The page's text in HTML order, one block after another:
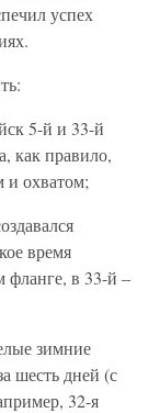
успех
5-й и 33-й
как правило,
и охватом;
время
фланге, в 33-й –
зимние
шесть дней (с
32-я